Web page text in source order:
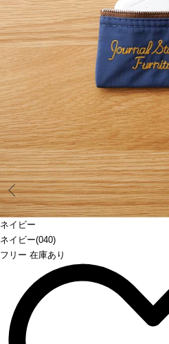
ネイビー
ネイビー(040)
フリー 在庫あり
Prev